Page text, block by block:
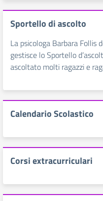
Sportello di ascolto
La psicologa Barbara Follis
gestisce lo Sportello
ascoltato molti ragazzi e
Calendario Scolastico
Corsi extracurriculari